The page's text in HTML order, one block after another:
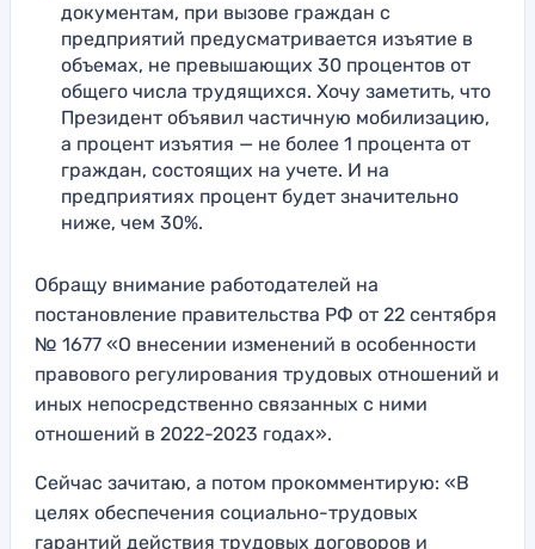
документам, при вызове граждан с
предприятий предусматривается изъятие в
объемах, не превышающих 30 процентов от
общего числа трудящихся. Хочу заметить, что
Президент объявил частичную мобилизацию,
а процент изъятия — не более 1 процента от
граждан, состоящих на учете. И на
предприятиях процент будет значительно
ниже, чем 30%.
Обращу внимание работодателей на
постановление правительства РФ от 22 сентября
№ 1677 «О внесении изменений в особенности
правового регулирования трудовых отношений и
иных непосредственно связанных с ними
отношений в 2022-2023 годах».
Сейчас зачитаю, а потом прокомментирую: «В
целях обеспечения социально-трудовых
гарантий действия трудовых договоров и